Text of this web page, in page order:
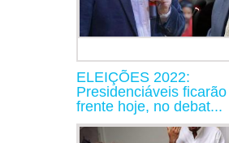
ELEIÇÕES 2022:
Presidenciáveis
frente hoje, no debat...